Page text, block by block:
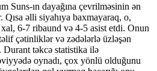
Suns-ın dayağına çevrilməsinin ən
əlli siyahıya baxmayaraq, o,
6-7 ribaund və 4-5 asist etdi. Onun
çətinliklər və zədələrlə üzləşən
Durant təkcə statistika ilə
oynadı, çox yönlü olduğunu